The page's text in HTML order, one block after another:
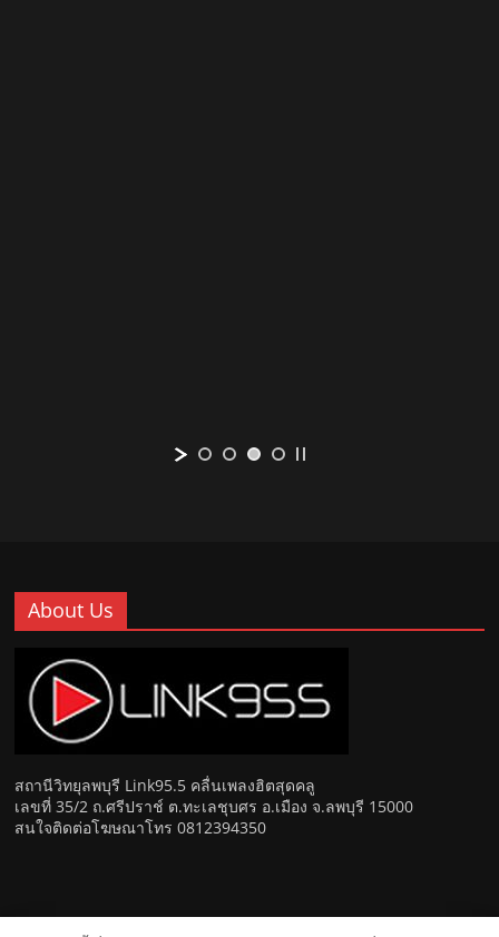
About Us
สถานีวิทยุลพบุรี Link95.5 คลื่นเพลงฮิตสุดคลู
เลขที่ 35/2 ถ.ศรีปราช์ ต.ทะเลชุบศร อ.เมือง จ.ลพบุรี 15000
สนใจติดต่อโฆษณาโทร 0812394350